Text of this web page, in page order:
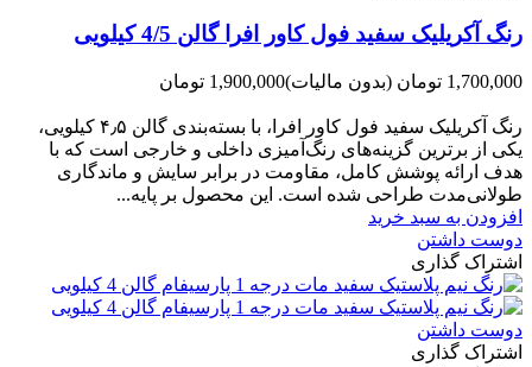
رنگ آکریلیک سفید فول کاور افرا گالن 4/5 کیلویی
1,700,000 تومان (بدون مالیات)1,900,000 تومان
رنگ آکریلیک سفید فول کاور افرا، با بسته‌بندی گالن ۴٫۵ کیلویی،
یکی از برترین گزینه‌های رنگ‌آمیزی داخلی و خارجی است که با
هدف ارائه پوشش کامل، مقاومت در برابر سایش و ماندگاری
طولانی‌مدت طراحی شده است. این محصول بر پایه...
افزودن به سبد خرید
دوست داشتن
اشتراک گذاری
دوست داشتن
اشتراک گذاری